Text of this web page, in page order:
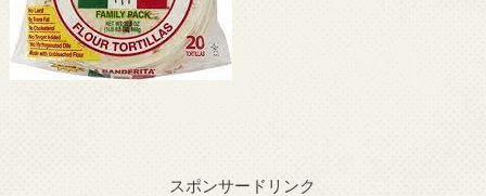
スポンサードリンク